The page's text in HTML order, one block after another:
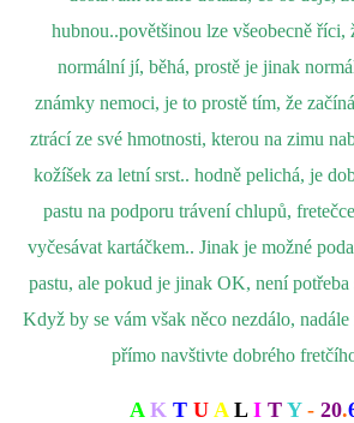
hubnou..povětšinou lze všeobecně říci,
normální jí, běhá, prostě je jinak
známky nemoci, je to prostě tím, že
ztrácí ze své hmotnosti, kterou na zimu
kožíšek za letní srst.. hodně pelichá, je
pastu na podporu trávení chlupů,
vyčesávat kartáčkem.. Jinak je možné
pastu, ale pokud je jinak OK, není
Když by se vám však něco nezdálo,
přímo navštivte dobrého
AK T U A L I T Y- 20.